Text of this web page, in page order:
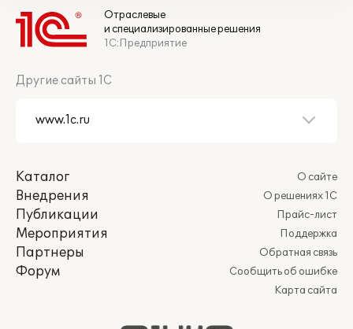
Отраслевые
и специализированные решения
1С:Предприятие
Другие сайты 1С
Каталог
Внедрения
Публикации
Мероприятия
Партнеры
Форум
О сайте
О решениях 1С
Прайс-лист
Поддержка
Обратная связь
Сообщить об ошибке
Карта сайта